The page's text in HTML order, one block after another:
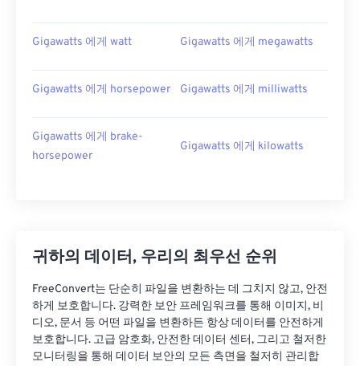
Gigawatts 에게 watt Gigawatts 에게 megawatts
Gigawatts 에게 horsepower Gigawatts 에게 milliwatts
Gigawatts 에게 brake-
horsepower
Gigawatts 에게 kilowatts
귀하의 데이터, 우리의 최우선 순위
FreeConvert는 단순히 파일을 변환하는 데 그치지 않고, 안전
하게 보호합니다. 강력한 보안 프레임워크를 통해 이미지, 비
디오, 문서 등 어떤 파일을 변환하든 항상 데이터를 안전하게
보호합니다. 고급 암호화, 안전한 데이터 센터, 그리고 철저한
모니터링을 통해 데이터 보안의 모든 측면을 철저히 관리합